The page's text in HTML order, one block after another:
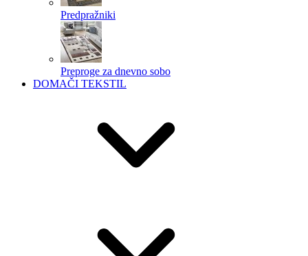
Predpražniki
Preproge za dnevno sobo
DOMAČI TEKSTIL